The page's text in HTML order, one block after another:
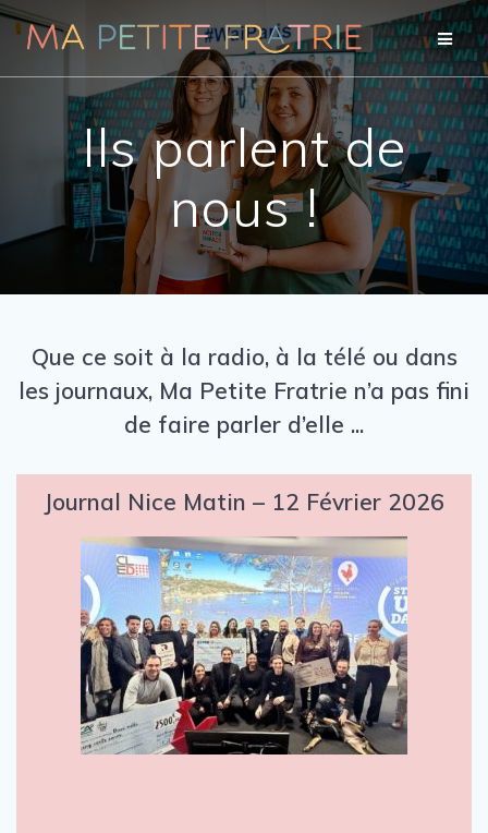
au
contenu
Ils parlent de
nous !
Que ce soit à la radio, à la télé ou dans
les journaux, Ma Petite Fratrie n’a pas fini
de faire parler d’elle ...
Journal Nice Matin – 12 Février 2026